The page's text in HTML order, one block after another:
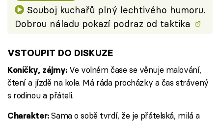
Souboj kuchařů plný lechtivého humoru.
Dobrou náladu pokazí podraz od taktika
VSTOUPIT DO DISKUZE
Koníčky, zájmy: Ve volném čase se věnuje malování,
čtení a jízdě na kole. Má ráda procházky a čas strávený
s rodinou a přáteli.
Charakter:Sama o sobě tvrdí, že je přátelská, milá a